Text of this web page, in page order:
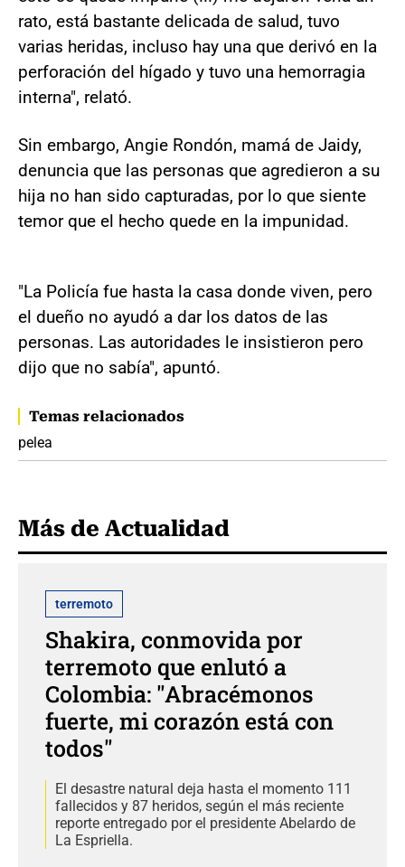
rato, está bastante delicada de salud, tuvo
varias heridas, incluso hay una que derivó en la
perforación del hígado y tuvo una hemorragia
interna", relató.
Sin embargo, Angie Rondón, mamá de Jaidy,
denuncia que las personas que agredieron a su
hija no han sido capturadas, por lo que siente
temor que el hecho quede en la impunidad.
"La Policía fue hasta la casa donde viven, pero
el dueño no ayudó a dar los datos de las
personas. Las autoridades le insistieron pero
dijo que no sabía", apuntó.
Temas relacionados
pelea
Más de Actualidad
terremoto
Shakira, conmovida por
terremoto que enlutó a
Colombia: "Abracémonos
fuerte, mi corazón está con
todos"
El desastre natural deja hasta el momento 111
fallecidos y 87 heridos, según el más reciente
reporte entregado por el presidente Abelardo de
La Espriella.